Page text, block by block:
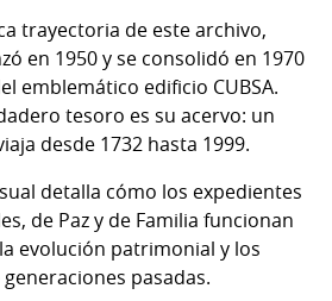
trayectoria de este archivo,
en 1950 y se consolidó en 1970
emblemático edificio CUBSA.
tesoro es su acervo: un
desde 1732 hasta 1999.
detalla cómo los expedientes
de Paz y de Familia funcionan
evolución patrimonial y los
pasadas.